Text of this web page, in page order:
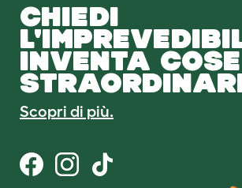
CHIEDI
INVENTA COSE
Scopri di più.